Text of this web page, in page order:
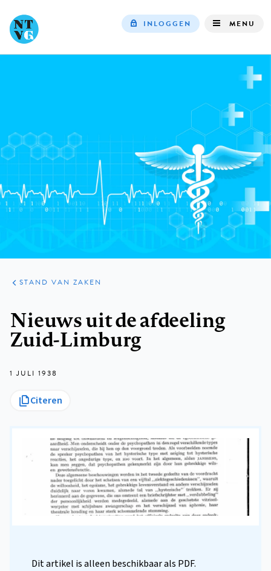
navigation
INLOGGEN MENU
ARTIKELEN
PRAKTIJK
STAND VAN ZAKEN
Nieuws uit de afdeeling
Zuid-Limburg
1 JULI 1938
Citeren
Dit artikel is alleen beschikbaar als PDF.